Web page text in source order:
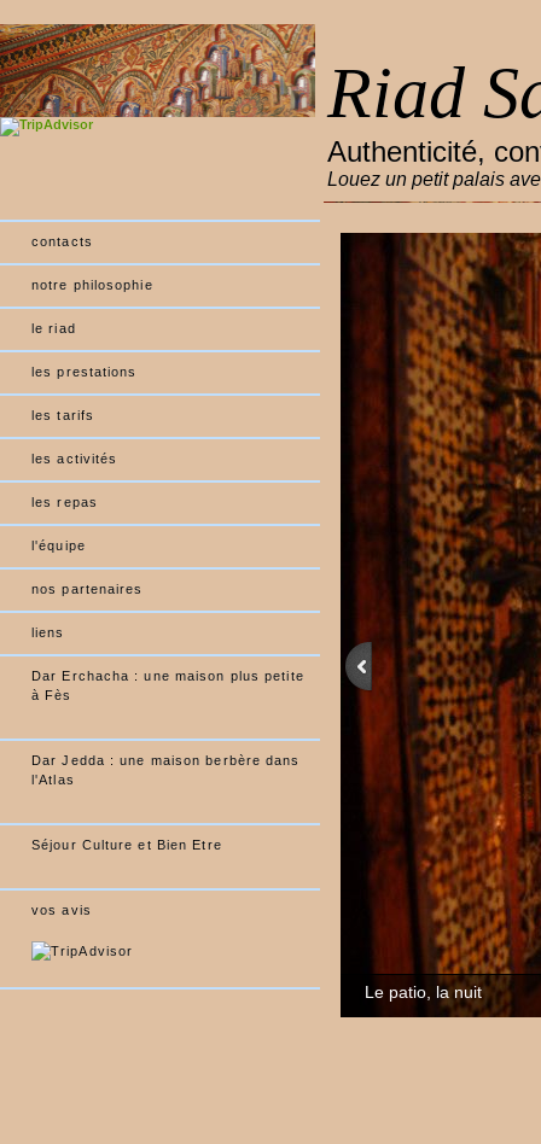
Riad
Authenticité,
Louez un petit palais
contacts
notre philosophie
le riad
les prestations
les tarifs
les activités
les repas
l'équipe
nos partenaires
liens
Dar Erchacha : une maison plus petite
à Fès
Dar Jedda : une maison berbère dans
l'Atlas
Séjour Culture et Bien Etre
vos avis
Le patio, la nuit